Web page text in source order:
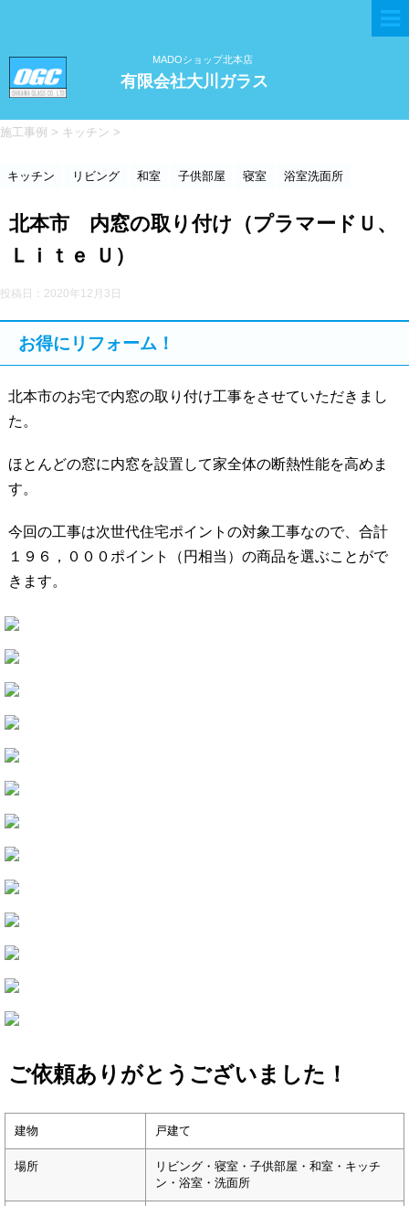
MADOショップ北本店
有限会社大川ガラス
施工事例 > キッチン >
キッチン リビング 和室 子供部屋 寝室 浴室洗面所
北本市 内窓の取り付け（プラマードＵ、
Ｌｉｔｅ Ｕ）
投稿日： 2020年12月3日
お得にリフォーム！
北本市のお宅で内窓の取り付け工事をさせていただきまし
た。
ほとんどの窓に内窓を設置して家全体の断熱性能を高めま
す。
今回の工事は次世代住宅ポイントの対象工事なので、合計
１９６，０００ポイント（円相当）の商品を選ぶことがで
きます。
ご依頼ありがとうございました！
建物 戸建て
場所
リビング・寝室・子供部屋・和室・キッチ
ン・浴室・洗面所